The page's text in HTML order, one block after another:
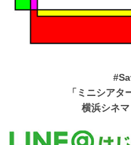
「ミニシアタ
横浜シネ